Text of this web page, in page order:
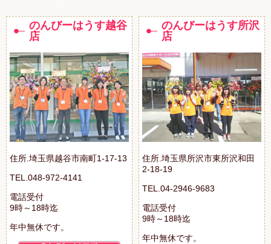
のんびーはうす越谷
店
住所.埼玉県越谷市南町1-17-13
TEL.048-972-4141
電話受付
9時～18時迄
年中無休です。
のんびーはうす所沢
店
住所.埼玉県所沢市東所沢和田
2-18-19
TEL.04-2946-9683
電話受付
9時～18時迄
年中無休です。